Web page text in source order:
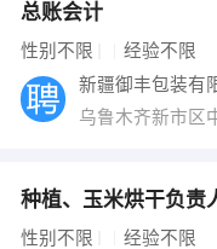
总账会计
性别不限 经验不限
新疆御丰包装有
乌鲁木齐新市区
种植、玉米烘干负责
性别不限 经验不限